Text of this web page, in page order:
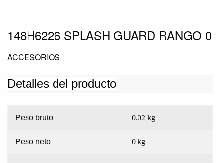
148H6226 SPLASH GUARD RANGO 0
ACCESORIOS
Detalles del producto
Peso bruto 0.02 kg
Peso neto 0 kg